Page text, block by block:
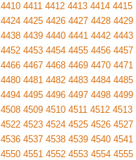
4410 4411 4412 4413 4414 4415
4424 4425 4426 4427 4428 4429
4438 4439 4440 4441 4442 4443
4452 4453 4454 4455 4456 4457
4466 4467 4468 4469 4470 4471
4480 4481 4482 4483 4484 4485
4494 4495 4496 4497 4498 4499
4508 4509 4510 4511 4512 4513
4522 4523 4524 4525 4526 4527
4536 4537 4538 4539 4540 4541
4550 4551 4552 4553 4554 4555